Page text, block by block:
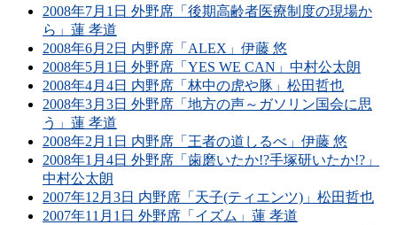
2008年7月1日 外野席「後期高齢者医療制度の現場か
ら」蓮 孝道
2008年6月2日 内野席「ALEX」伊藤 悠
2008年5月1日 外野席「YES WE CAN」中村公太朗
2008年4月4日 内野席「林中の虎や豚」松田哲也
2008年3月3日 外野席「地方の声～ガソリン国会に思
う」蓮 孝道
2008年2月1日 内野席「王者の道しるべ」伊藤 悠
2008年1月4日 外野席「歯磨いたか!?手塚研いたか!?」
中村公太朗
2007年12月3日 内野席「天子(ティエンツ)」松田哲也
2007年11月1日 外野席「イズム」蓮 孝道